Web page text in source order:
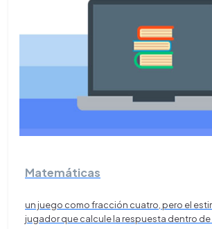
Matemáticas
un juego como fracción cuatro, pero el
jugador que calcule la respuesta dentro de